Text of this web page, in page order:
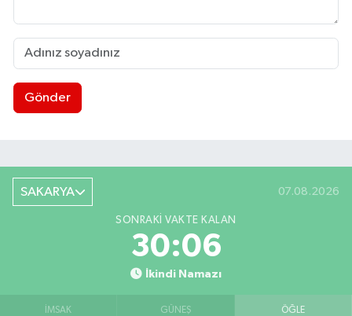
Gönder
SAKARYA 07.08.2026
SONRAKI VAKTE KALAN
30:05
İkindi Namazı
İMSAK GÜNEŞ ÖĞLE